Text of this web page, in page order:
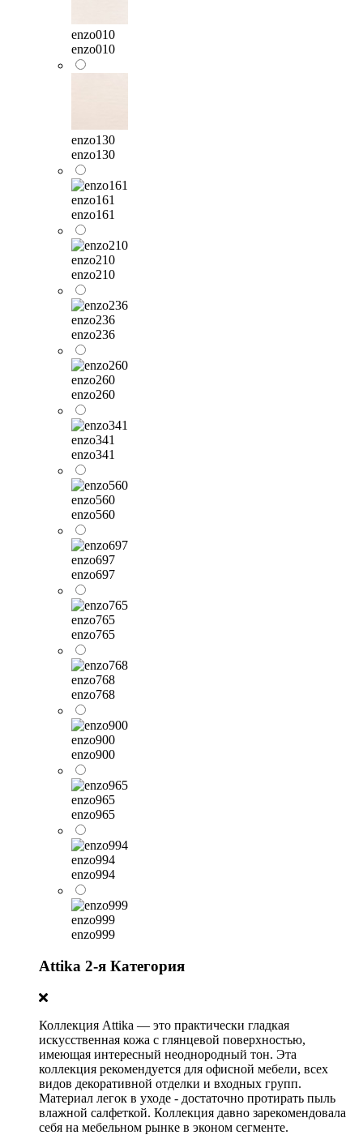
enzo010
enzo010
enzo130
enzo130
enzo161
enzo161
enzo210
enzo210
enzo236
enzo236
enzo260
enzo260
enzo341
enzo341
enzo560
enzo560
enzo697
enzo697
enzo765
enzo765
enzo768
enzo768
enzo900
enzo900
enzo965
enzo965
enzo994
enzo994
enzo999
enzo999
Attika 2-я Категория
Коллекция Attika — это практически гладкая
искусственная кожа с глянцевой поверхностью,
имеющая интересный неоднородный тон. Эта
коллекция рекомендуется для офисной мебели, всех
видов декоративной отделки и входных групп.
Материал легок в уходе - достаточно протирать пыль
влажной салфеткой. Коллекция давно зарекомендовала
себя на мебельном рынке в эконом сегменте.